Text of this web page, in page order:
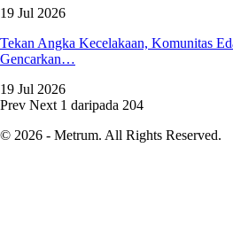
19 Jul 2026
Tekan Angka Kecelakaan, Komunitas
Gencarkan…
19 Jul 2026
Prev Next 1 daripada 204
© 2026 - Metrum. All Rights Reserved.